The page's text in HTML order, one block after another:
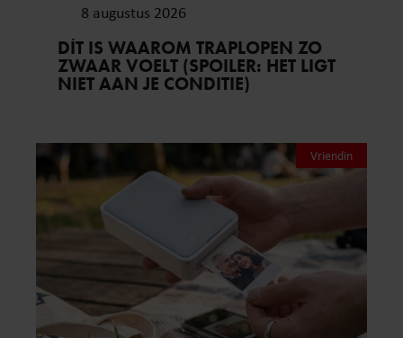
8 augustus 2026
DÍT IS WAAROM TRAPLOPEN ZO
ZWAAR VOELT (SPOILER: HET LIGT
NIET AAN JE CONDITIE)
Vriendin